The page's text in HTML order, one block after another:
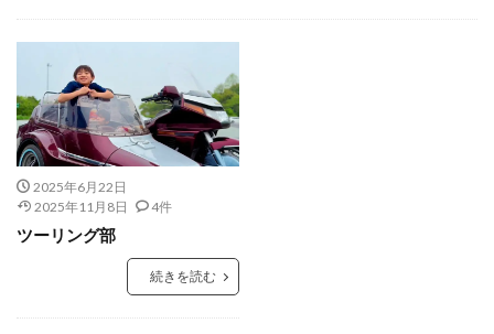
バイクレンタル
バイク購入
隼１
隼２
2025年6月22日
2025年11月8日
4件
ツーリング部
続きを読む